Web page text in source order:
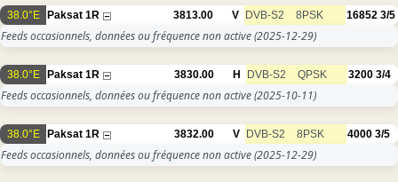
38.0°E Paksat 1R 3813.00 V DVB-S2 8PSK 16852 3/5
Feeds occasionnels, données ou fréquence non active(2025-12-29)
38.0°E Paksat 1R 3830.00 H DVB-S2 QPSK 3200 3/4
Feeds occasionnels, données ou fréquence non active(2025-10-11)
38.0°E Paksat 1R 3832.00 V DVB-S2 8PSK 4000 3/5
Feeds occasionnels, données ou fréquence non active(2025-12-29)